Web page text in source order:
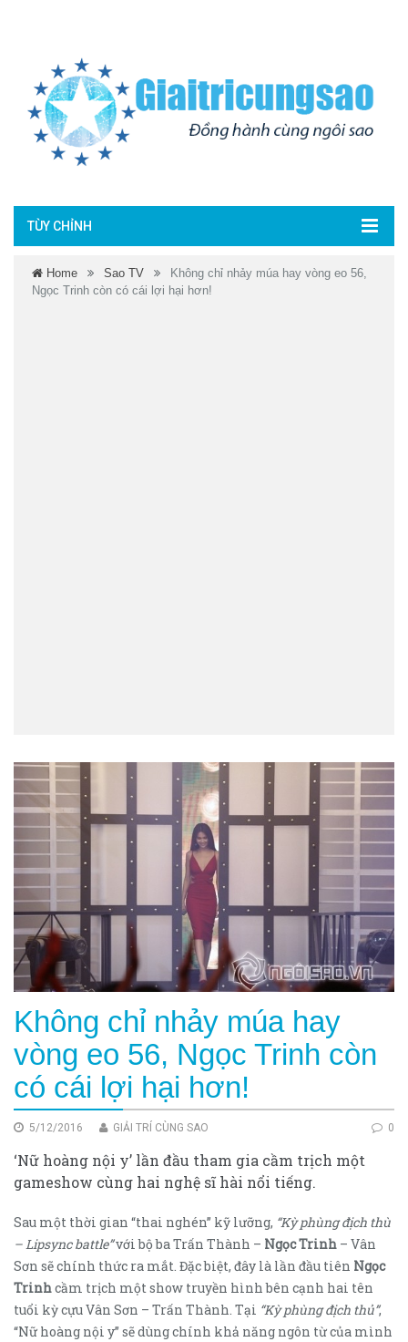
TÙY CHỈNH
Home Sao TV
Không chỉ nhảy múa hay vòng eo 56,
Ngọc Trinh còn có cái lợi hại hơn!
Không chỉ nhảy múa hay
vòng eo 56, Ngọc Trinh còn
có cái lợi hại hơn!
5/12/2016 0
GIẢI TRÍ CÙNG SAO
‘Nữ hoàng nội y’ lần đầu tham gia cầm trịch một
gameshow cùng hai nghệ sĩ hài nổi tiếng.
Sau một thời gian “thai nghén” kỹ lưỡng, “Kỳ phùng địch thù
– Lipsync battle”với bộ ba Trấn Thành – Ngọc Trinh – Vân
Sơn sẽ chính thức ra mắt. Đặc biệt, đây là lần đầu tiên Ngọc
Trinhcầm trịch một show truyền hình bên cạnh hai tên
tuổi kỳ cựu Vân Sơn – Trấn Thành. Tại “Kỳ phùng địch thủ”,
“Nữ hoàng nội y” sẽ dùng chính khả năng ngôn từ của mình